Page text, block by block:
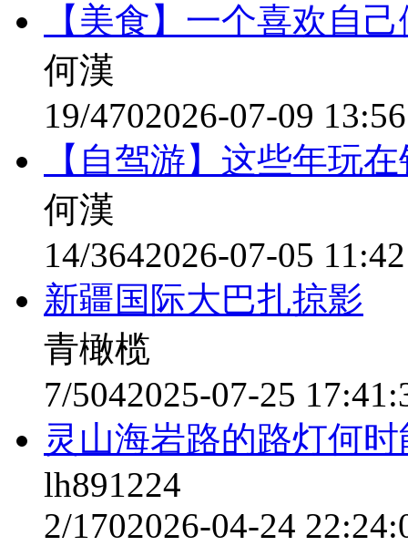
【美食】一个喜欢自
何漢
19/4702026-07-09
【自驾游】这些年玩
何漢
14/3642026-07-05
新疆国际大巴扎掠影
青橄榄
7/5042025-07-25
灵山海岩路的路灯何
lh891224
2/1702026-04-24